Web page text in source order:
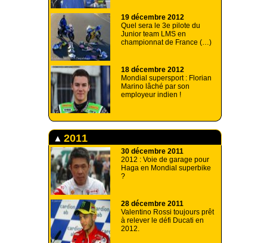
19 décembre 2012
Quel sera le 3e pilote du
Junior team LMS en
championnat de France (…)
18 décembre 2012
Mondial supersport : Florian
Marino lâché par son
employeur indien !
2011
30 décembre 2011
2012 : Voie de garage pour
Haga en Mondial superbike
?
28 décembre 2011
Valentino Rossi toujours prêt
à relever le défi Ducati en
2012.